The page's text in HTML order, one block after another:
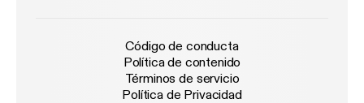
Código de conducta
Política de contenido
Términos de servicio
Política de Privacidad